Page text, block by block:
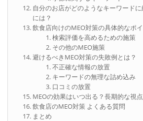
自分のお店がどのようなキーワード
には？
飲食店向けのMEO対策の具体的なポ
検索評価を高めるための施策
その他のMEO施策
避けるべきMEO対策の失敗例とは？
不正確な情報の放置
キーワードの無理な詰め込み
口コミの放置
MEOの効果はいつ出る？長期的な視
飲食店のMEO対策 よくある質問
まとめ